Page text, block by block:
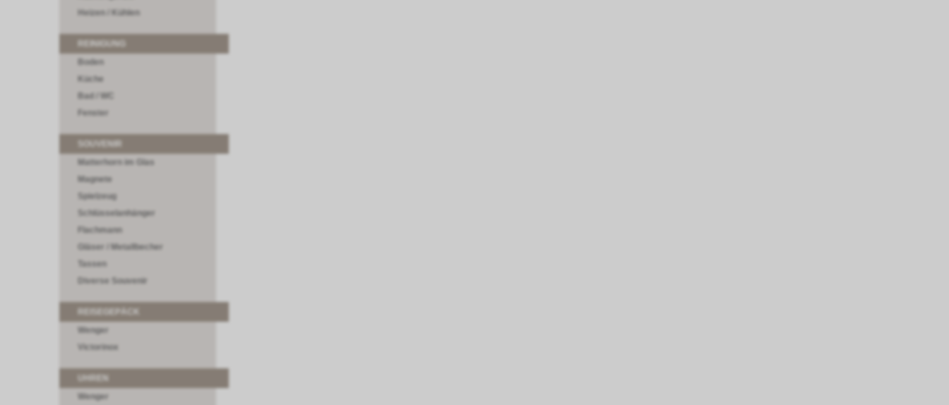
Heizen / Kühlen
REINIGUNG
Boden
Küche
Bad / WC
Fenster
Matterhorn im Glas
Magnete
Spielzeug
Schlüsselanhänger
Flachmann
Gläser / Metallbecher
Tassen
Diverse Souvenir
REISEGEPÄCK
Wenger
Victorinox
Wenger